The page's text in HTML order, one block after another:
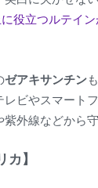
役立つルテイ
ゼアキサンチン
ビやスマート
外線などから守
】